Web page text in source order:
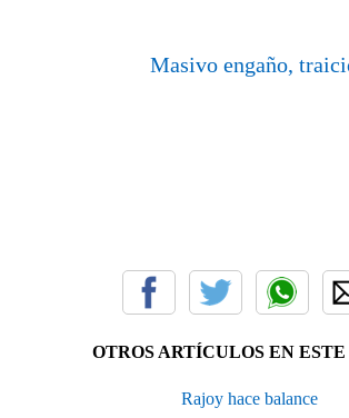
Masivo engaño,
OTROS ARTÍCULOS EN
Rajoy hace balance